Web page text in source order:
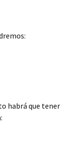
habrá que tener